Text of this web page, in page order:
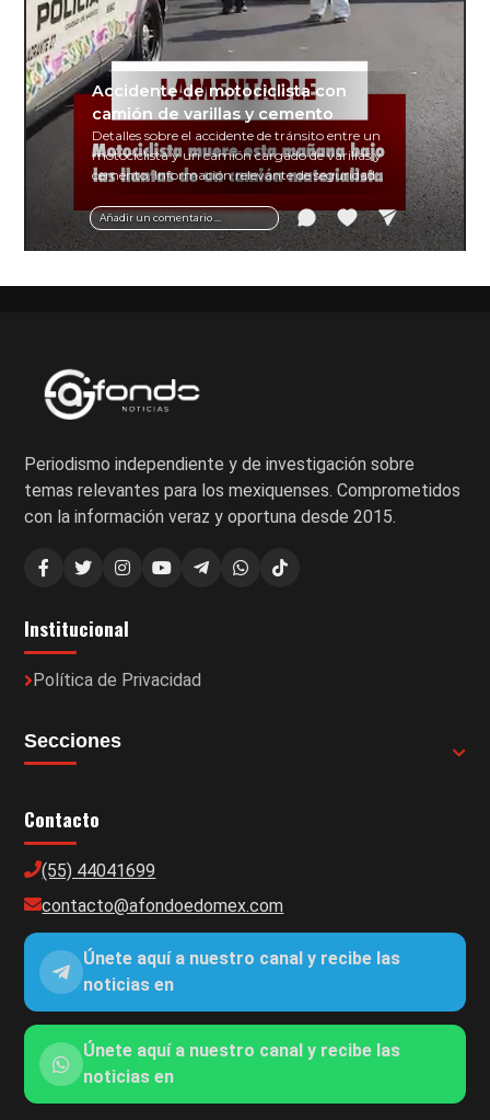
Añadir un comentario ...
Accidente de motociclista con
camión de varillas y cemento
Detalles sobre el accidente de tránsito entre un
motociclista y un camión cargado de varillas y
cemento. Información relevante de seguridad
vial y recomendaciones para motociclistas.
Periodismo independiente y de investigación sobre
temas relevantes para los mexiquenses. Comprometidos
con la información veraz y oportuna desde 2015.
Institucional
Política de Privacidad
Secciones
Contacto
(55) 44041699
contacto@afondoedomex.com
Únete aquí a nuestro canal y recibe las
noticias en
Únete aquí a nuestro canal y recibe las
noticias en